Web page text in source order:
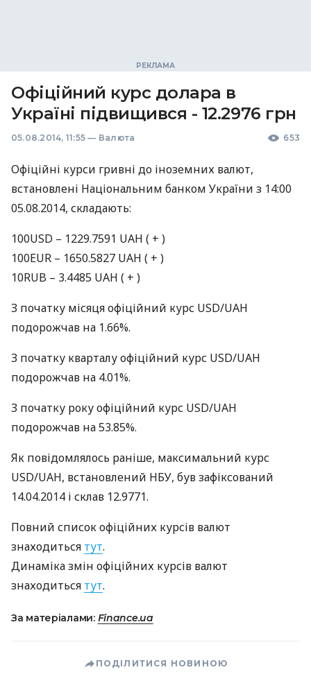
Офіційний курс долара в
Україні підвищився - 12.2976 грн
05.08.2014, 11:55 — Валюта 653
Офіційні курси гривні до iноземних валют,
встановлені Національним банком України з 14:00
05.08.2014, складають:
100USD – 1229.7591 UAH ( + )
100EUR – 1650.5827 UAH ( + )
10RUB – 3.4485 UAH ( + )
З початку місяця офіційний курс USD/UAH
подорожчав на 1.66%.
З початку кварталу офіційний курс USD/UAH
подорожчав на 4.01%.
З початку року офіційний курс USD/UAH
подорожчав на 53.85%.
Як повідомлялось раніше, максимальний курс
USD/UAH, встановлений НБУ, був зафіксований
14.04.2014 і склав 12.9771.
Повний список офіційних курсів валют
знаходиться тут.
Динаміка змін офіційних курсів валют
знаходиться тут.
За матеріалами: Finance.ua
ПОДІЛИТИСЯ НОВИНОЮ